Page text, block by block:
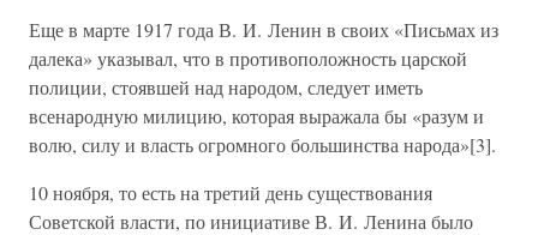
Еще в марте 1917 года В. И. Ленин в своих «Письмах из
далека» указывал, что в противоположность царской
полиции, стоявшей над народом, следует иметь
всенародную милицию, которая выражала бы «разум и
волю, силу и власть огромного большинства народа»[3].
10 ноября, то есть на третий день существования
Советской власти, по инициативе В. И. Ленина было